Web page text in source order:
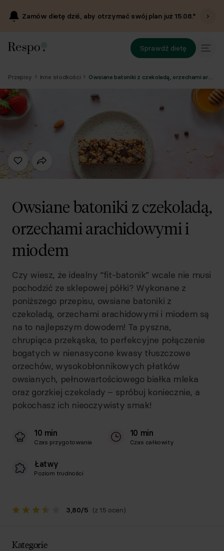
Zamów dietę dziś, aby otrzymać swój plan już15.08.*
Sprawdź dietę
Przepisy Inne słodkości
Owsiane batoniki z czekoladą,
orzechami arachidowymi i
miodem
Czy wiesz, że idealny “fit-batonik” wcale nie musi
pochodzić ze sklepowej półki? Wykonane z
poniższego przepisu, owsiane batoniki z
czekoladą, orzechami arachidowymi i miodem są
na to najlepszym dowodem! Ta pyszna,
chrupiąca przekąska, to perfekcyjne połączenie
bogatych w nienasycone kwasy tłuszczowe
orzechów, wysokobłonnikowych płatków
owsianych, pełnowartościowego białka mleka
oraz gorzkiej czekolady – spróbuj koniecznie, a
pokochasz ich nieoczywisty smak!
10 min
Czas przygotowania
10 min
Czas całkowity
Łatwy
Poziom trudności
3,80/5 (z 15 ocen)
Kategorie